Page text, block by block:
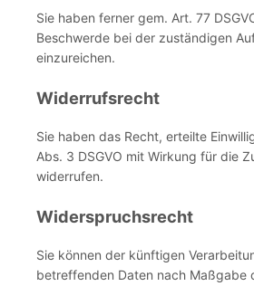
Sie haben ferner gem. Art. 77
Beschwerde bei der zuständigen
einzureichen.
Widerrufsrecht
Sie haben das Recht, erteilte
Abs. 3 DSGVO mit Wirkung für die
widerrufen.
Widerspruchsrecht
Sie können der künftigen
betreffenden Daten nach Maßgabe